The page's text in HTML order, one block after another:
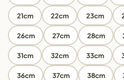
21cm 22cm 23cm
26cm 27cm 28cm
31cm 32cm 33cm
36cm 37cm 38cm